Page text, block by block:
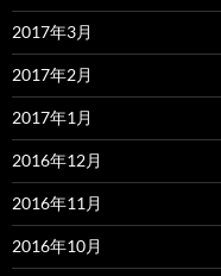
2017年3月
2017年2月
2017年1月
2016年12月
2016年11月
2016年10月